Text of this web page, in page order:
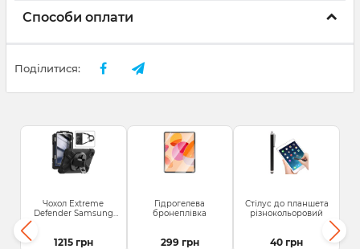
Способи оплати
Поділитися:
Чохол Extreme
Defender Samsung
1215 грн
Гідрогелева
бронеплівка
299 грн
Стілус до планшета
різнокольоровий
40 грн